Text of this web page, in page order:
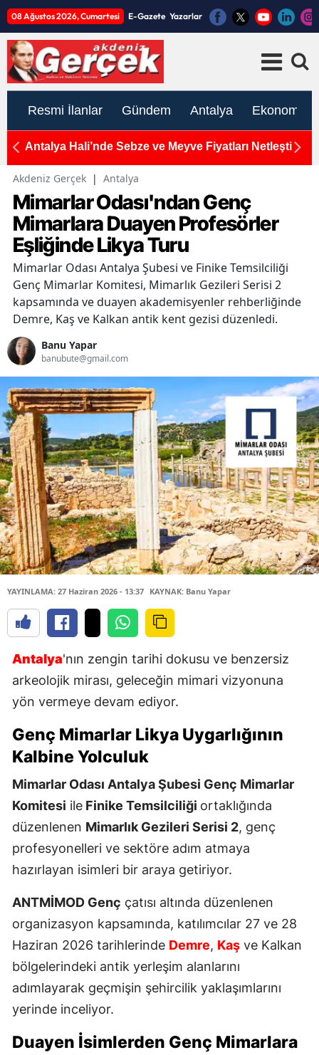
08 Ağustos 2026, Cumartesi E-Gazete Yazarlar
Resmi İlanlar Gündem Antalya Ekonomi
Antalya Hali’nde Sebze ve Meyve Fiyatları Netleşti
Akdeniz Gerçek | Antalya
Mimarlar Odası'ndan Genç
Mimarlara Duayen Profesörler
Eşliğinde Likya Turu
Mimarlar Odası Antalya Şubesi ve Finike Temsilciliği
Genç Mimarlar Komitesi, Mimarlık Gezileri Serisi 2
kapsamında ve duayen akademisyenler rehberliğinde
Demre, Kaş ve Kalkan antik kent gezisi düzenledi.
Banu Yapar
banubute@gmail.com
YAYINLAMA: 27 Haziran 2026 - 13:37 KAYNAK: Banu Yapar
Antalya'nın zengin tarihi dokusu ve benzersiz
arkeolojik mirası, geleceğin mimari vizyonuna
yön vermeye devam ediyor.
Genç Mimarlar Likya Uygarlığının
Kalbine Yolculuk
Mimarlar Odası Antalya Şubesi Genç Mimarlar
Komitesi ile Finike Temsilciliği ortaklığında
düzenlenen Mimarlık Gezileri Serisi 2, genç
profesyonelleri ve sektöre adım atmaya
hazırlayan isimleri bir araya getiriyor.
ANTMİMOD Genç çatısı altında düzenlenen
organizasyon kapsamında, katılımcılar 27 ve 28
Haziran 2026 tarihlerinde Demre, Kaş ve Kalkan
bölgelerindeki antik yerleşim alanlarını
adımlayarak geçmişin şehircilik yaklaşımlarını
yerinde inceliyor.
Duayen İsimlerden Genç Mimarlara